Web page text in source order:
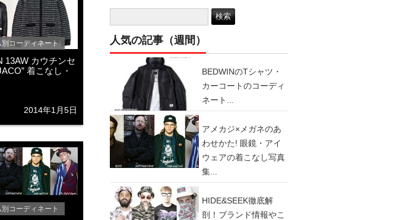
別コーディネート
13AW カウチンセ
着こなし・
2014年1月5日
コーディネート
人気の記事（週間）
BEDWINのTシャツ・
カーコートのコーディ
ネート...
アメカジ×メガネのあ
わせかた! 眼鏡・アイ
ウェアの着こなし写真
集...
HIDE&SEEK徹底解
剖！ブランド情報やこ